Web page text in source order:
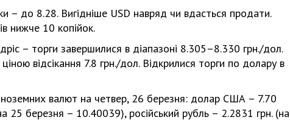
– до 8.28. Вигідніше USD навряд чи вдасться продати.
нижче 10 копійок.
– торги завершилися в діапазоні 8.305–8.330 грн./дол.
відсікання 7.8 грн./дол. Відкрилися торги по долару в
іноземних валют на четвер, 26 березня: долар США – 7.70
25 березня – 10.40039), російський рубль – 2.2831 грн. (на